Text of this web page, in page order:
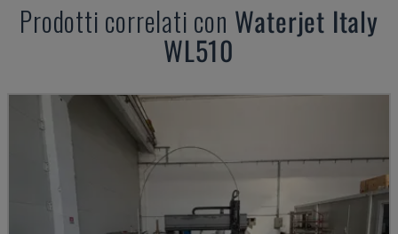
Prodotti correlati con Waterjet Italy
WL510